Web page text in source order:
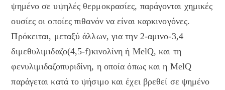
ψημένο σε υψηλές θερμοκρασίες, παράγονται χημικές
ουσίες οι οποίες πιθανόν να είναι καρκινογόνες.
Πρόκειται, μεταξύ άλλων, για την 2-αμινο-3,4
διμεθυλιμιδαζο(4,5-f)κινολίνη ή MelQ, και τη
φενυλιμιδαζοπυριδίνη, η οποία όπως και η MelQ
παράγεται κατά το ψήσιμο και έχει βρεθεί σε ψημένο